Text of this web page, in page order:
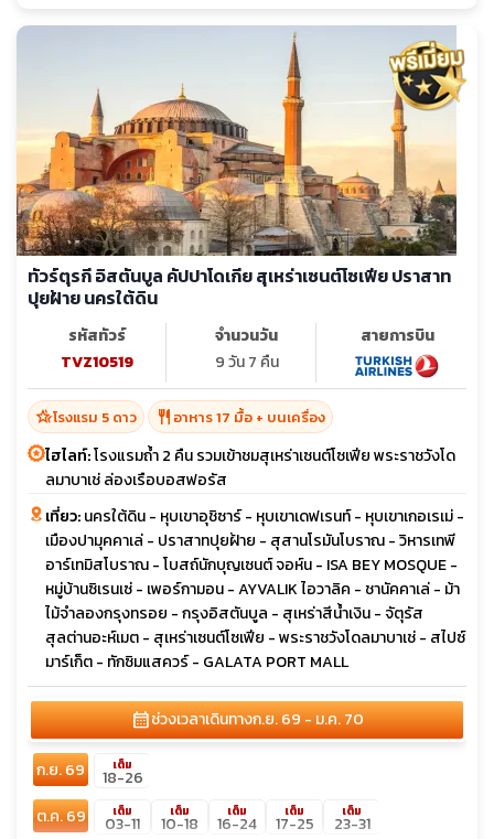
ทัวร์ตุรกี อิสตันบูล คัปปาโดเกีย สุเหร่าเซนต์โซเฟีย ปราสาท
ปุยฝ้าย นครใต้ดิน
รหัสทัวร์
TVZ10519
จำนวนวัน
9 วัน 7 คืน
สายการบิน
hotel_classโรงแรม 5 ดาว restaurant อาหาร 17 มื้อ + บนเครื่อง
ไฮไลท์:โรงแรมถ้ำ 2 คืน รวมเข้าชมสุเหร่าเซนต์โซเฟีย พระราชวังโด
ลมาบาเช่ ล่องเรือบอสฟอรัส
เที่ยว:นครใต้ดิน - หุบเขาอุชิซาร์ - หุบเขาเดฟเรนท์ - หุบเขาเกอเรเม่ -
เมืองปามุคคาเล่ - ปราสาทปุยฝ้าย - สุสานโรมันโบราณ - วิหารเทพี
อาร์เทมิสโบราณ - โบสถ์นักบุญเซนต์ จอห์น - ISA BEY MOSQUE -
หมู่บ้านซิเรนเซ่ - เพอร์กามอน - AYVALIK ไอวาลิค - ชานัคคาเล่ - ม้า
ไม้จำลองกรุงทรอย - กรุงอิสตันบูล - สุเหร่าสีน้ำเงิน - จัตุรัส
สุลต่านอะห์เมต - สุเหร่าเซนต์โซเฟีย - พระราชวังโดลมาบาเช่ - สไปซ์
มาร์เก็ต - ทักซิมแสควร์ - GALATA PORT MALL
calendar_monthช่วงเวลาเดินทางก.ย. 69 - ม.ค. 70
ก.ย. 69 เต็ม
18-26
ต.ค. 69
เต็ม
03-11
เต็ม
10-18
เต็ม
16-24
เต็ม
17-25
เต็ม
23-31